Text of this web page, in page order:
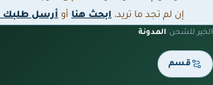
إن لم تجد ما تريد، ابحث هنا أو أرسل طلبك
الخير للشحن/المدونة
قسم